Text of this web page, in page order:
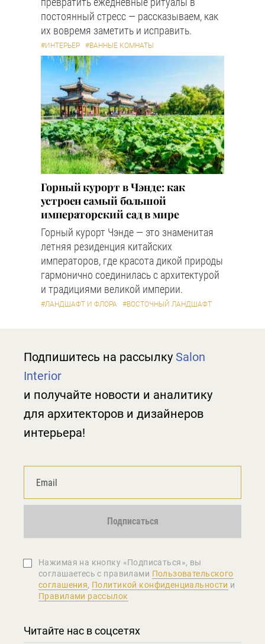
постоянный стресс — рассказываем, как
их вовремя заметить и исправить.
#ИНТЕРЬЕР #ВАННЫЕ КОМНАТЫ
Горный курорт в Чэнде: как
устроен самый большой
императорский сад в мире
Горный курорт Чэнде — это знаменитая
летняя резиденция китайских
императоров, где красота дикой природы
гармонично соединилась с архитектурой
и традициями великой империи.
#ЛАНДШАФТ И ФЛОРА #ВОСТОЧНЫЙ ЛАНДШАФТ
Подпишитесь на рассылку Salon
Interior
и получайте новости и аналитику
для архитекторов и дизайнеров
интерьера!
Подписаться
Нажимая на кнопку «Подписаться», вы
соглашаетеcь с правилами Пользовательского
соглашения, Политикой конфиденциальности и
Правилами рассылок
Читайте нас в соцсетях